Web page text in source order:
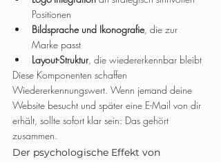
Positionen
Bildsprache und Ikonografie, die zur
Marke passt
Layout-Struktur, die wiedererkennbar bleibt
Diese Komponenten schaffen
Wiedererkennungswert. Wenn jemand deine
Website besucht und später eine E-Mail von dir
erhält, sollte sofort klar sein: Das gehört
zusammen.
Der psychologische Effekt von